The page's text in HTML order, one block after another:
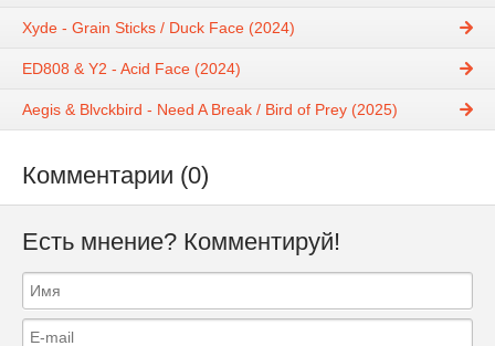
Xyde - Grain Sticks / Duck Face (2024)
ED808 & Y2 - Acid Face (2024)
Aegis & Blvckbird - Need A Break / Bird of Prey (2025)
Комментарии (0)
Есть мнение? Комментируй!